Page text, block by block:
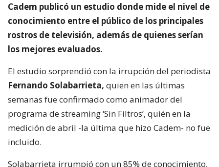
Cadem publicó un estudio donde mide el nivel de
conocimiento entre el público de los principales
rostros de televisión, además de quienes serían
los mejores evaluados.
El estudio sorprendió con la irrupción del periodista
Fernando Solabarrieta, quien en las últimas
semanas fue confirmado como animador del
programa de streaming ‘Sin Filtros’, quién en la
medición de abril -la última que hizo Cadem- no fue
incluido.
Solabarrieta irrumpió con un 85% de conocimiento,